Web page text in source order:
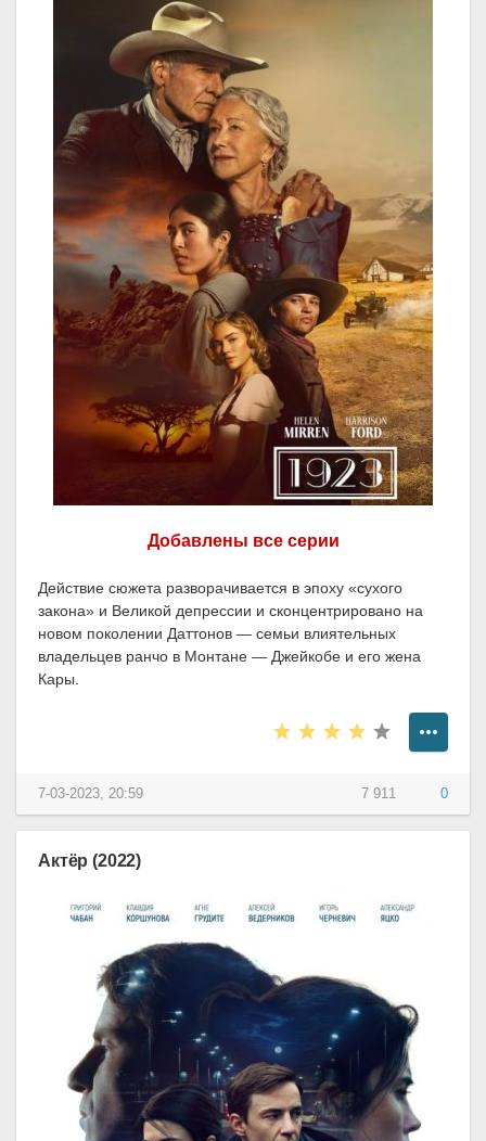
Добавлены все серии
Действие сюжета разворачивается в эпоху «сухого
закона» и Великой депрессии и сконцентрировано на
новом поколении Даттонов — семьи влиятельных
владельцев ранчо в Монтане — Джейкобе и его жена
Кары.
7 911 0
7-03-2023, 20:59
Актёр (2022)